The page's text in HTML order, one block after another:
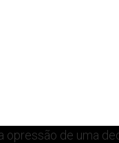
opressão de uma